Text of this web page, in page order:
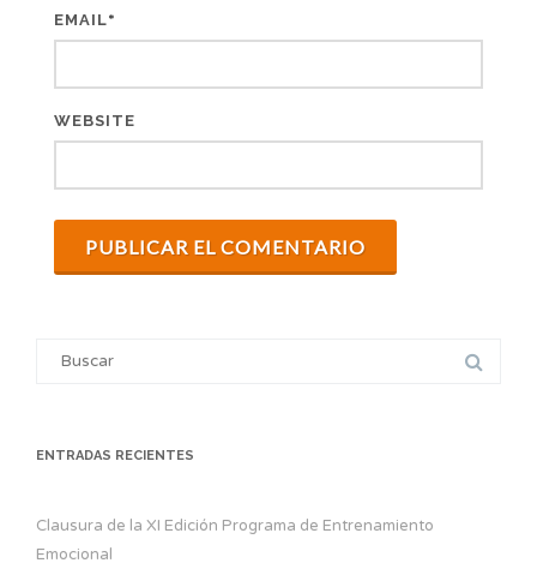
EMAIL*
WEBSITE
Search
ENTRADAS RECIENTES
Clausura de la XI Edición Programa de Entrenamiento
Emocional